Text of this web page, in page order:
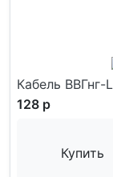
Кабель
128 р
Купить